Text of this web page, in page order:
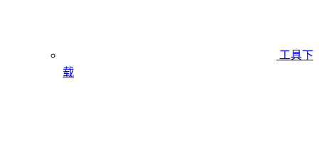
工具下
载